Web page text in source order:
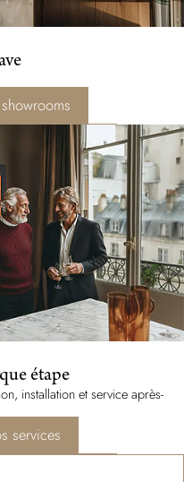
étape
installation et service après-
services